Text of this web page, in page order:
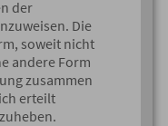
der
Die
soweit nicht
andere Form
zusammen
erteilt